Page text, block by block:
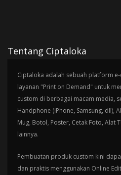
Tentang Ciptaloka
Ciptaloka adalah sebuah platform
layanan "Print on Demand" untuk
custom di berbagai macam media,
Handphone (iPhone, Samsung, dll),
Mug, Botol, Poster, Cetak Foto, Alat
lainnya.
Pembuatan produk custom kini
dan praktis menggunakan Online